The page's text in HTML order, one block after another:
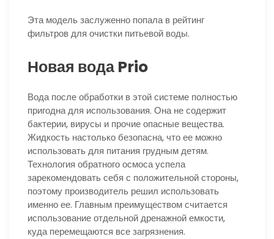
Эта модель заслуженно попала в рейтинг
фильтров для очистки питьевой воды.
Новая вода Prio
Вода после обработки в этой системе полностью
пригодна для использования. Она не содержит
бактерии, вирусы и прочие опасные вещества.
Жидкость настолько безопасна, что ее можно
использовать для питания грудным детям.
Технология обратного осмоса успела
зарекомендовать себя с положительной стороны,
поэтому производитель решил использовать
именно ее. Главным преимуществом считается
использование отдельной дренажной емкости,
куда перемещаются все загрязнения.